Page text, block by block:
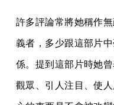
許多評論常將她稱作
義者，多少跟這部片
係。提到這部片時她
觀眾、引人注目、使